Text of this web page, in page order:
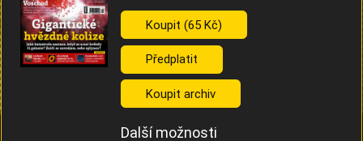
Pro základní fungování webu nepotřebujeme ukládat žádné informace
(tzv. cookies apod.). Rádi bychom vás ale požádali o souhlas s
uložením volitelných informací:
Anonymní unikátní ID
Díky němu příště poznáme, že se jedná o stejné zařízení, a
Identifikátor je zcela anonymní.
Koupit (65 Kč)
Předplatit
Koupit archiv
Další možnosti